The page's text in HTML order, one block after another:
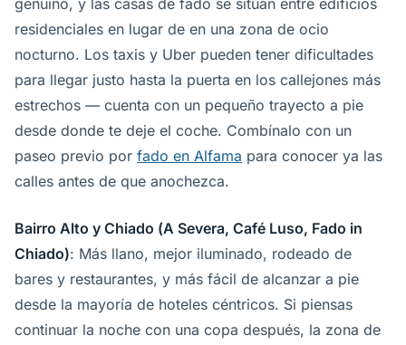
genuino, y las casas de fado se sitúan entre edificios
residenciales en lugar de en una zona de ocio
nocturno. Los taxis y Uber pueden tener dificultades
para llegar justo hasta la puerta en los callejones más
estrechos — cuenta con un pequeño trayecto a pie
desde donde te deje el coche. Combínalo con un
paseo previo por fado en Alfama para conocer ya las
calles antes de que anochezca.
Bairro Alto y Chiado (A Severa, Café Luso, Fado in
Chiado): Más llano, mejor iluminado, rodeado de
bares y restaurantes, y más fácil de alcanzar a pie
desde la mayoría de hoteles céntricos. Si piensas
continuar la noche con una copa después, la zona de